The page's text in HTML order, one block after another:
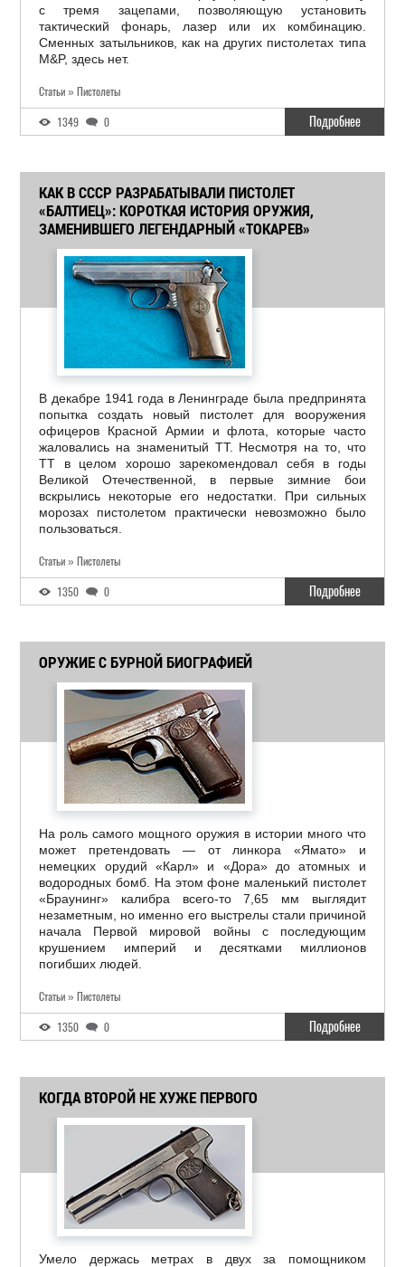
с тремя зацепами, позволяющую установить
тактический фонарь, лазер или их комбинацию.
Сменных затыльников, как на других пистолетах типа
M&P, здесь нет.
Статьи » Пистолеты
1349 0 Подробнее
КАК В СССР РАЗРАБАТЫВАЛИ ПИСТОЛЕТ
«БАЛТИЕЦ»: КОРОТКАЯ ИСТОРИЯ ОРУЖИЯ,
ЗАМЕНИВШЕГО ЛЕГЕНДАРНЫЙ «ТОКАРЕВ»
В декабре 1941 года в Ленинграде была предпринята
попытка создать новый пистолет для вооружения
офицеров Красной Армии и флота, которые часто
жаловались на знаменитый ТТ. Несмотря на то, что
ТТ в целом хорошо зарекомендовал себя в годы
Великой Отечественной, в первые зимние бои
вскрылись некоторые его недостатки. При сильных
морозах пистолетом практически невозможно было
пользоваться.
Статьи » Пистолеты
1350 0 Подробнее
ОРУЖИЕ С БУРНОЙ БИОГРАФИЕЙ
На роль самого мощного оружия в истории много что
может претендовать — от линкора «Ямато» и
немецких орудий «Карл» и «Дора» до атомных и
водородных бомб. На этом фоне маленький пистолет
«Браунинг» калибра всего-то 7,65 мм выглядит
незаметным, но именно его выстрелы стали причиной
начала Первой мировой войны с последующим
крушением империй и десятками миллионов
погибших людей.
Статьи » Пистолеты
1350 0 Подробнее
КОГДА ВТОРОЙ НЕ ХУЖЕ ПЕРВОГО
Умело держась метрах в двух за помощником